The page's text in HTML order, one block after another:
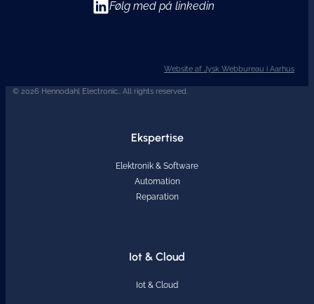
Følg med på linkedin
Website af Jysk Webbureau i Aarhus
Ekspertise
Elektronik & Software
Automation
Reparation
Iot & Cloud
Iot & Cloud
© 2026 Hennodahl Electronic.. All rights reserved.